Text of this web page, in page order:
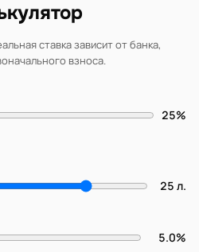
ставка зависит от банка,
взноса.
25%
25 л.
5.0%